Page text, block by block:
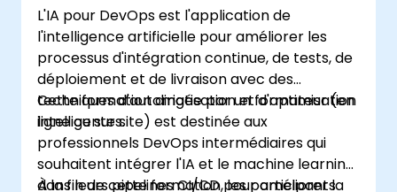
L'IA pour DevOps est l'application de
l'intelligence artificielle pour améliorer les
processus d'intégration continue, de tests, de
déploiement et de livraison avec des
techniques d'automatisation et d'optimisation
intelligentes.
Cette formation dirigée par un formateur (en
ligne ou sur site) est destinée aux
professionnels DevOps intermédiaires qui
souhaitent intégrer l'IA et le machine learning
dans leurs pipelines CI/CD pour améliorer la
À la fin de cette formation, les participants